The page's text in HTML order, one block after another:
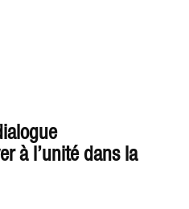
à l’unité dans la